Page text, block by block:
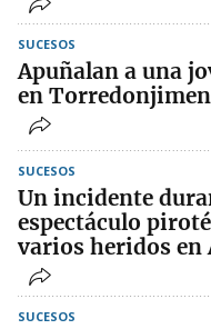
SUCESOS
Apuñalan a una
en
SUCESOS
Un incidente
espectáculo
varios heridos en
SUCESOS